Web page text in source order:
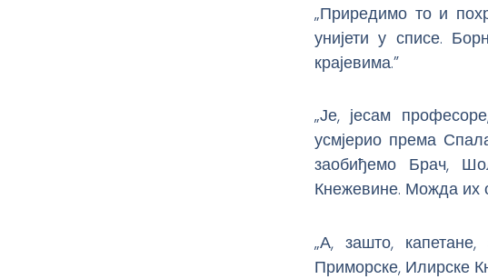
„Приредимо то и
унијети у списе.
крајевима.”
„Је, јесам
усмјерио према
заобиђемо Брач,
Кнежевине. Можда их
„А, зашто,
Приморске, Илирске